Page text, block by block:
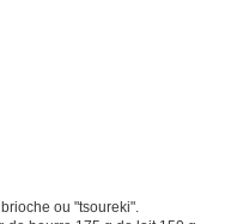
brioche ou "tsoureki".